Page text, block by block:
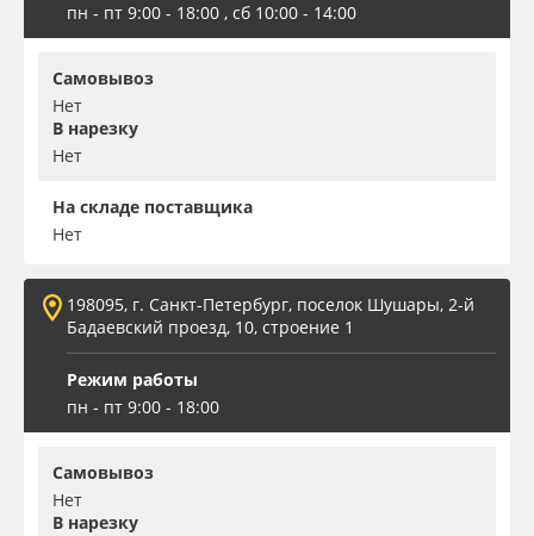
пн - пт 9:00 - 18:00 , сб 10:00 - 14:00
Самовывоз
Нет
В нарезку
Нет
На складе поставщика
Нет
198095, г. Санкт-Петербург, поселок Шушары, 2-й
Бадаевский проезд, 10, строение 1
Режим работы
пн - пт 9:00 - 18:00
Самовывоз
Нет
В нарезку